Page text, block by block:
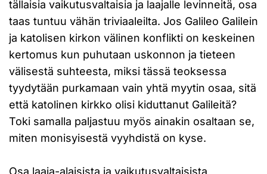
tällaisia vaikutusvaltaisia ja laajalle levinneitä, osa
taas tuntuu vähän triviaaleilta. Jos Galileo Galilein
ja katolisen kirkon välinen konflikti on keskeinen
kertomus kun puhutaan uskonnon ja tieteen
välisestä suhteesta, miksi tässä teoksessa
tyydytään purkamaan vain yhtä myytin osaa, sitä
että katolinen kirkko olisi kiduttanut Galileitä?
Toki samalla paljastuu myös ainakin osaltaan se,
miten monisyisestä vyyhdistä on kyse.
Osa laaja-alaisista ja vaikutusvaltaisista